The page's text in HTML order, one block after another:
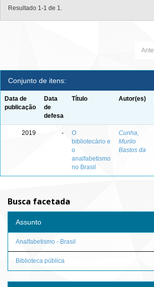
Resultado 1-1 de 1.
Conjunto de itens:
Data de
publicação
Data
de
defesa
Título Autor(es)
2019 -
O
bibliotecário e
o
analfabetismo
no Brasil
Cunha,
Murilo
Bastos da
Busca facetada
Assunto
Analfabetismo - Brasil
Biblioteca pública